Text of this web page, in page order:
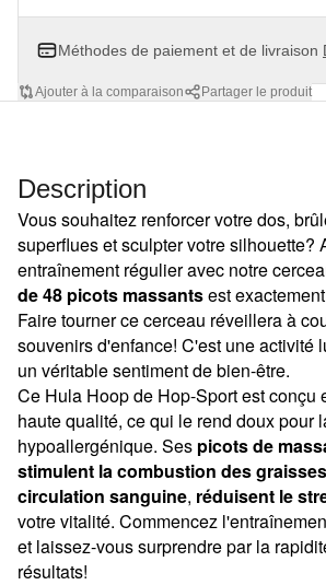
Méthodes de paiement et de livraison
Ajouter à la comparaison Partager le produit
Description
Vous souhaitez renforcer votre dos,
superflues et sculpter votre silhouette?
entraînement régulier avec notre
de 48 picots massantsest
Faire tourner ce cerceau réveillera à
souvenirs d'enfance! C'est une activité
un véritable sentiment de bien-être.
Ce Hula Hoop de Hop-Sport est conçu
haute qualité, ce qui le rend doux pour
hypoallergénique. Ses picots de
stimulent la combustion des graisses
circulation sanguine, réduisent le
votre vitalité. Commencez
et laissez-vous surprendre par la
résultats!